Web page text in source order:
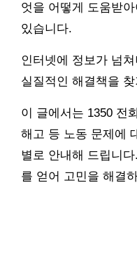
엇을 어떻게 도움받
있습니다.
인터넷에 정보가 넘
실질적인 해결책을
이 글에서는 1350 전
해고 등 노동 문제에
별로 안내해 드립니
를 얻어 고민을 해결